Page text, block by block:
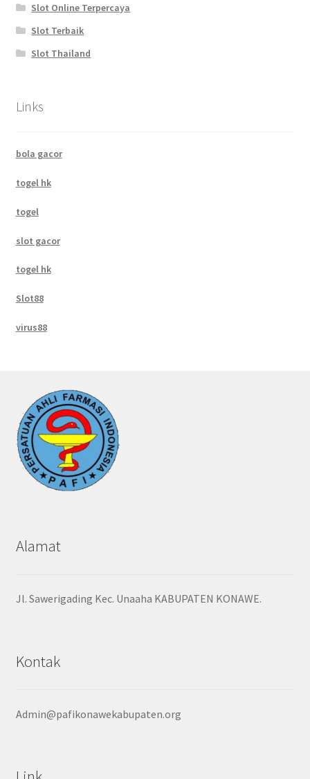
Slot Online Terpercaya
Slot Terbaik
Slot Thailand
Links
bola gacor
togel hk
togel
slot gacor
togel hk
Slot88
virus88
Alamat
Jl. Sawerigading Kec. Unaaha KABUPATEN KONAWE.
Kontak
Admin@pafikonawekabupaten.org